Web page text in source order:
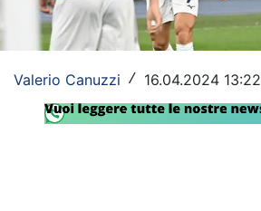
Formula 1
Tennis
Vela
SHOP LAZIO
Valerio Canuzzi / 16.04.2024 13:22